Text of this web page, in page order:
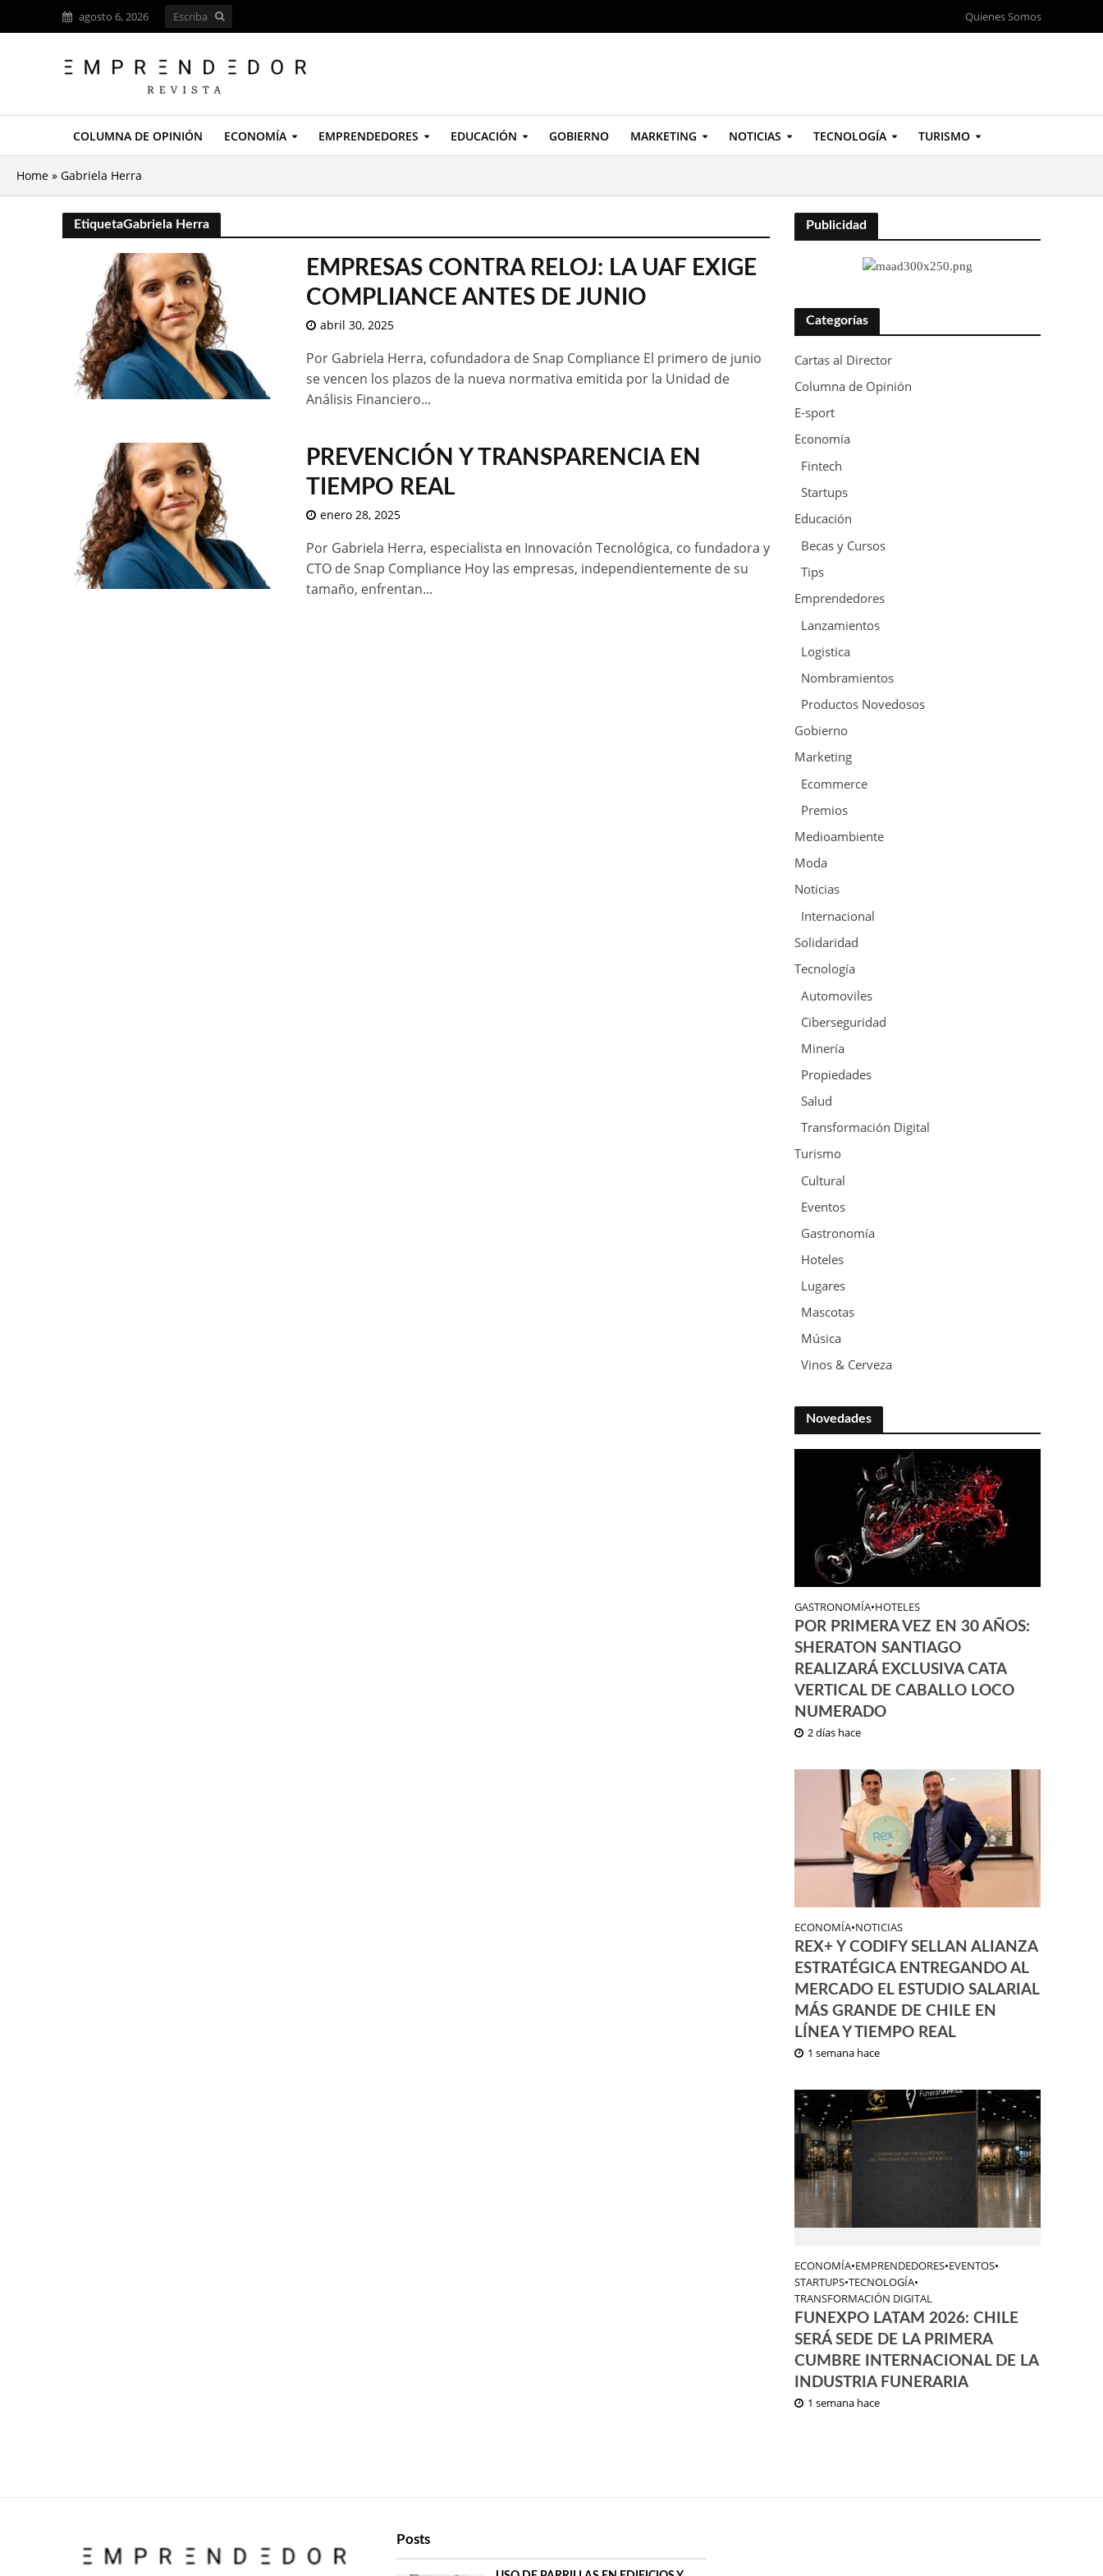
agosto 6, 2026 Quienes Somos
COLUMNA DE OPINIÓN ECONOMÍA EMPRENDEDORES EDUCACIÓN GOBIERNO MARKETING NOTICIAS TECNOLOGÍA TURISMO
Home » Gabriela Herra
EtiquetaGabriela Herra
EMPRESAS CONTRA RELOJ: LA UAF EXIGE
COMPLIANCE ANTES DE JUNIO
abril 30, 2025
Por Gabriela Herra, cofundadora de Snap Compliance El primero de junio
se vencen los plazos de la nueva normativa emitida por la Unidad de
Análisis Financiero...
PREVENCIÓN Y TRANSPARENCIA EN
TIEMPO REAL
enero 28, 2025
Por Gabriela Herra, especialista en Innovación Tecnológica, co fundadora y
CTO de Snap Compliance Hoy las empresas, independientemente de su
tamaño, enfrentan...
Publicidad
Categorías
Cartas al Director
Columna de Opinión
E-sport
Economía
Fintech
Startups
Educación
Becas y Cursos
Tips
Emprendedores
Lanzamientos
Logistica
Nombramientos
Productos Novedosos
Gobierno
Marketing
Ecommerce
Premios
Medioambiente
Moda
Noticias
Internacional
Solidaridad
Tecnología
Automoviles
Ciberseguridad
Minería
Propiedades
Salud
Transformación Digital
Turismo
Cultural
Eventos
Gastronomía
Hoteles
Lugares
Mascotas
Música
Vinos & Cerveza
Novedades
GASTRONOMÍA•HOTELES
POR PRIMERA VEZ EN 30 AÑOS:
SHERATON SANTIAGO
REALIZARÁ EXCLUSIVA CATA
VERTICAL DE CABALLO LOCO
NUMERADO
2 días hace
ECONOMÍA•NOTICIAS
REX+ Y CODIFY SELLAN ALIANZA
ESTRATÉGICA ENTREGANDO AL
MERCADO EL ESTUDIO SALARIAL
MÁS GRANDE DE CHILE EN
LÍNEA Y TIEMPO REAL
1 semana hace
ECONOMÍA•EMPRENDEDORES•EVENTOS•
STARTUPS•TECNOLOGÍA•
TRANSFORMACIÓN DIGITAL
FUNEXPO LATAM 2026: CHILE
SERÁ SEDE DE LA PRIMERA
CUMBRE INTERNACIONAL DE LA
INDUSTRIA FUNERARIA
1 semana hace
Posts